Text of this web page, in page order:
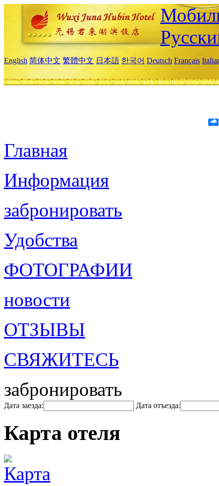
English 简体中文 繁體中文 日本語 한국어 Deutsch Français
Главная
Информация
забронировать
Удобства
ФОТОГРАФИИ
новости
ОТЗЫВЫ
СВЯЖИТЕСЬ
забронировать
Дата заезда: Дата отъезда:
Карта отеля